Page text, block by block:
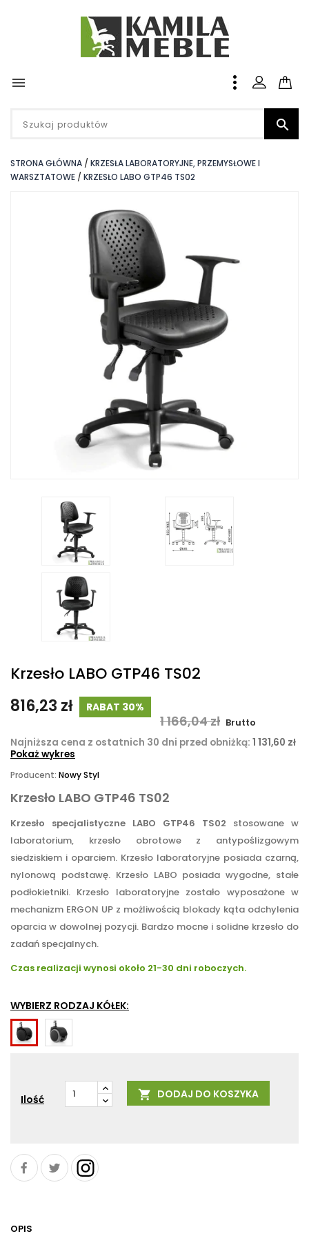


STRONA GŁÓWNA
KRZESŁA LABORATORYJNE, PRZEMYSŁOWE I
WARSZTATOWE
KRZESŁO LABO GTP46 TS02
Krzesło LABO GTP46 TS02
816,23 zł
RABAT 30%
1 166,04 zł Brutto
Najniższa cena z ostatnich 30 dni przed obniżką: 1 131,60 zł
Pokaż wykres
Producent: Nowy Styl
Krzesło LABO GTP46 TS02
Krzesło specjalistyczne LABO GTP46 TS02 stosowane w
laboratorium, krzesło obrotowe z antypoślizgowym
siedziskiem i oparciem. Krzesło laboratoryjne posiada czarną,
nylonową podstawę. Krzesło LABO posiada wygodne, stałe
podłokietniki. Krzesło laboratoryjne zostało wyposażone w
mechanizm ERGON UP z możliwością blokady kąta odchylenia
oparcia w dowolnej pozycji. Bardzo mocne i solidne krzesło do
zadań specjalnych.
Czas realizacji wynosi około 21-30 dni roboczych.
WYBIERZ RODZAJ KÓŁEK:
Do
powierzchni
dywany
Do
powierzchni
zabezpieczają
Ilość  DODAJ DO KOSZYKA
OPIS